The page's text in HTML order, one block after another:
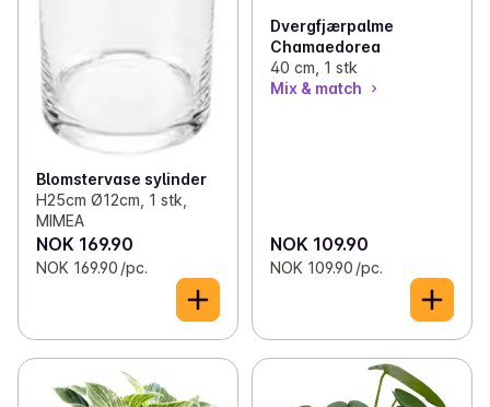
Blomstervase sylinder
H25cm Ø12cm, 1 stk,
MIMEA
NOK 169.90
NOK 169.90 /pc.
Dvergfjærpalme
Chamaedorea
40 cm, 1 stk
Mix & match
NOK 109.90
NOK 109.90 /pc.